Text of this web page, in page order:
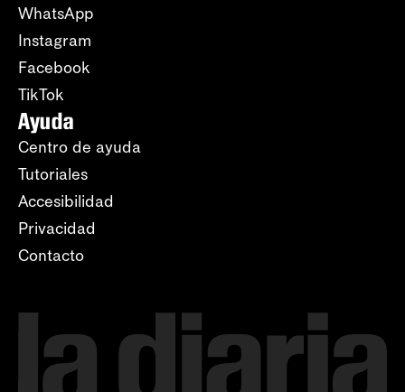
WhatsApp
Instagram
Facebook
TikTok
Ayuda
Centro de ayuda
Tutoriales
Accesibilidad
Privacidad
Contacto